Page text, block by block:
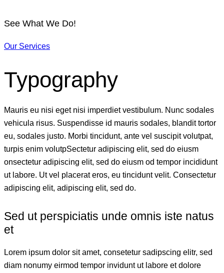
See What We Do!
Our Services
Typography
Mauris eu nisi eget nisi imperdiet vestibulum. Nunc sodales
vehicula risus. Suspendisse id mauris sodales, blandit tortor
eu, sodales justo. Morbi tincidunt, ante vel suscipit volutpat,
turpis enim volutpSectetur adipiscing elit, sed do eiusm
onsectetur adipiscing elit, sed do eiusm od tempor incididunt
ut labore. Ut vel placerat eros, eu tincidunt velit. Consectetur
adipiscing elit, adipiscing elit, sed do.
Sed ut perspiciatis unde omnis iste natus
et
Lorem ipsum dolor sit amet, consetetur sadipscing elitr, sed
diam nonumy eirmod tempor invidunt ut labore et dolore